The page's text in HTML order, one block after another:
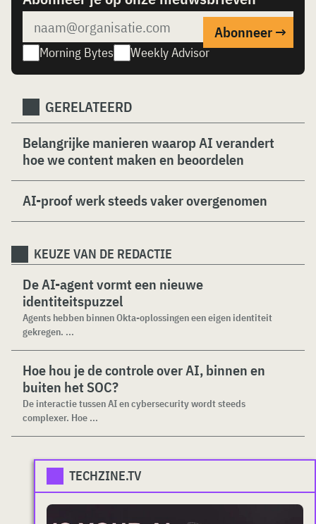
Morning Bytes Weekly Advisor
GERELATEERD
Belangrijke manieren waarop AI verandert
hoe we content maken en beoordelen
AI-proof werk steeds vaker overgenomen
KEUZE VAN DE REDACTIE
De AI-agent vormt een nieuwe
identiteitspuzzel
Agents hebben binnen Okta-oplossingen een eigen identiteit
gekregen. ...
Hoe hou je de controle over AI, binnen en
buiten het SOC?
De interactie tussen AI en cybersecurity wordt steeds
complexer. Hoe ...
TECHZINE.TV